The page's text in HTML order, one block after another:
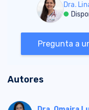
Dra.
Pregunta a
Autores